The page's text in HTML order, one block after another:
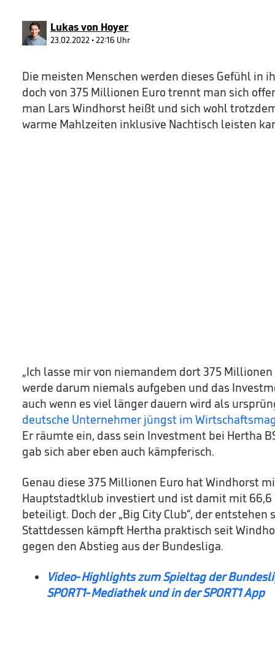
Lukas von Hoyer
23.02.2022 • 22:16 Uhr
Die meisten Menschen werden dieses Gefühl in
doch von 375 Millionen Euro trennt man sich
man Lars Windhorst heißt und sich wohl
warme Mahlzeiten inklusive Nachtisch leisten
„Ich lasse mir von niemandem dort 375
werde darum niemals aufgeben und das
auch wenn es viel länger dauern wird als
deutsche Unternehmer jüngst im
Er räumte ein, dass sein Investment bei Hertha
gab sich aber eben auch kämpferisch.
Genau diese 375 Millionen Euro hat Windhorst
Hauptstadtklub investiert und ist damit mit 66,6
beteiligt. Doch der „Big City Club“, der
Stattdessen kämpft Hertha praktisch seit
gegen den Abstieg aus der Bundesliga.
Video-Highlights zum Spieltag der
SPORT1-Mediathek und in der SPORT1 App